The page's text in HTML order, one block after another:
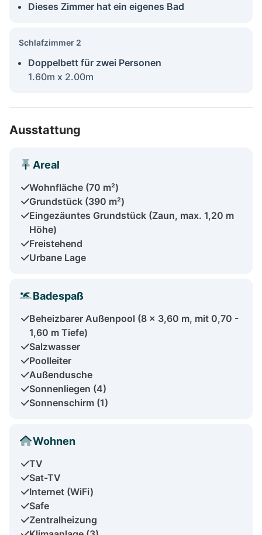
Dieses Zimmer hat ein eigenes Bad
Schlafzimmer 2
Doppelbett für zwei Personen
1.60m x 2.00m
Ausstattung
Areal
Wohnfläche (70 m²)
Grundstück (390 m²)
Eingezäuntes Grundstück (Zaun, max. 1,20 m
Höhe)
Freistehend
Urbane Lage
Badespaß
Beheizbarer Außenpool (8 x 3,60 m, mit 0,70 -
1,60 m Tiefe)
Salzwasser
Poolleiter
Außendusche
Sonnenliegen (4)
Sonnenschirm (1)
Wohnen
TV
Sat-TV
Internet (WiFi)
Safe
Zentralheizung